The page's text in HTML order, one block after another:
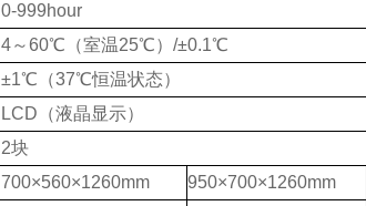
0-999hour
4～60℃（室温25℃）/±0.1℃
±1℃（37℃恒温状态）
LCD（液晶显示）
2块
700×560×1260mm 950×700×1260mm